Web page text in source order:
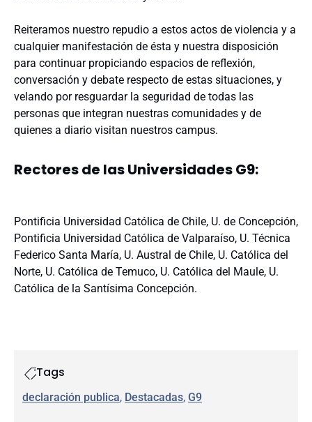
Reiteramos nuestro repudio a estos actos de violencia y a
cualquier manifestación de ésta y nuestra disposición
para continuar propiciando espacios de reflexión,
conversación y debate respecto de estas situaciones, y
velando por resguardar la seguridad de todas las
personas que integran nuestras comunidades y de
quienes a diario visitan nuestros campus.
Rectores de las Universidades G9:
Pontificia Universidad Católica de Chile, U. de Concepción,
Pontificia Universidad Católica de Valparaíso, U. Técnica
Federico Santa María, U. Austral de Chile, U. Católica del
Norte, U. Católica de Temuco, U. Católica del Maule, U.
Católica de la Santísima Concepción.
Tags
declaración publica, Destacadas, G9